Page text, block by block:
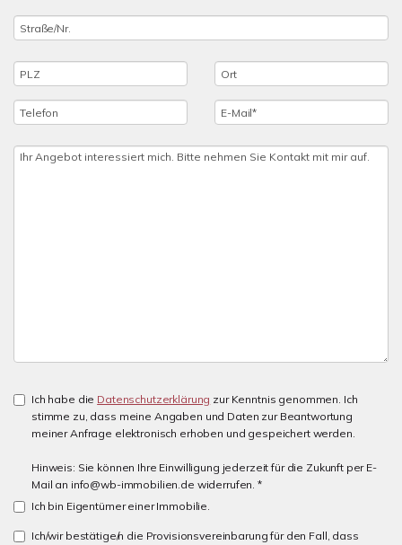
Ich habe die Datenschutzerklärung zur Kenntnis genommen. Ich
stimme zu, dass meine Angaben und Daten zur Beantwortung
meiner Anfrage elektronisch erhoben und gespeichert werden.
Hinweis: Sie können Ihre Einwilligung jederzeit für die Zukunft per E-
Mail an info@wb-immobilien.de widerrufen. *
Ich bin Eigentümer einer Immobilie.
Ich/wir bestätige/n die Provisionsvereinbarung für den Fall, dass